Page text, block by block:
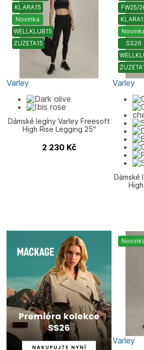
KLARA15
Novinka
WELLKLUB15
ZUZETA15
Varley
Dámské legíny Varley Freesoft
High Rise Legging 25"
2 230 Kč
FW25/
SS26
Varley
Dámské
Varley